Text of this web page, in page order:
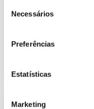
Necessários
Preferências
Estatísticas
Marketing
246.85 Kb 2024
Publicação